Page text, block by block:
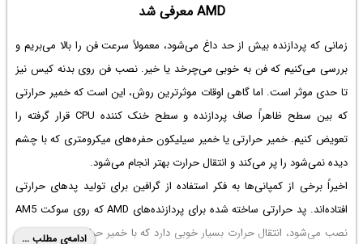
AMD معرفی شد
زمانی که پردازنده بیش از حد داغ می‌شود، معمولاً‌ سرعت فن را بالا می‌بریم و
بررسی می‌کنیم که فن به خوبی می‌چرخد یا خیر. نصب فن روی بدنه کیس نیز
تا حدی موثر است. اما گاهی اوقات موثرترین روش، این است که خمیر حرارتی
که بین سطح ظاهراً صاف پردازنده و سطح خنک کننده CPU قرار گرفته را
تعویض کنیم. خمیر حرارتی یا خمیر سیلیکون حفره‌های میکرومتری که با چشم
دیده نمی‌شود را پر می‌کند و انتقال حرارت بهتر انجام می‌شود.
اخیراً برخی از کمپانی‌ها به فکر استفاده از گرافین برای تولید پدهای حرارتی
افتاده‌اند. پد حرارتی ساخته شده برای پردازنده‌های AMD که روی سوکت AM5
نصب می‌شود، انتقال حرارت بسیار خوبی دارد که با خمیر حرارتی معمولی قابل
ادامه‌ی مطلب ...